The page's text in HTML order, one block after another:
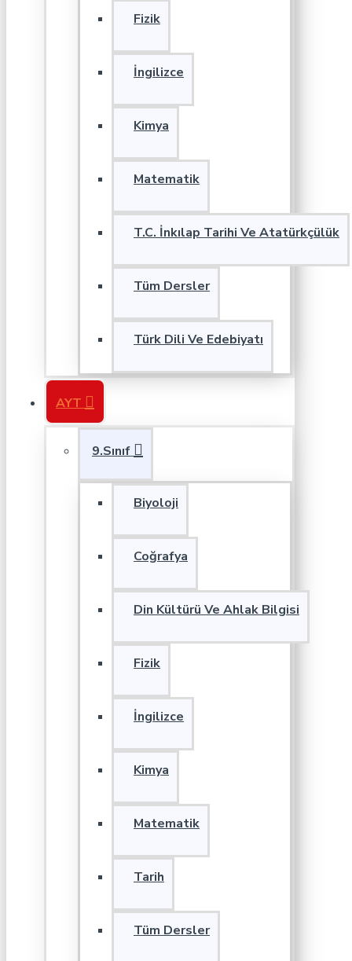
Fizik
İngilizce
Kimya
Matematik
T.C. İnkılap Tarihi Ve Atatürkçülük
Tüm Dersler
Türk Dili Ve Edebiyatı
AYT
9.Sınıf
Biyoloji
Coğrafya
Din Kültürü Ve Ahlak Bilgisi
Fizik
İngilizce
Kimya
Matematik
Tarih
Tüm Dersler